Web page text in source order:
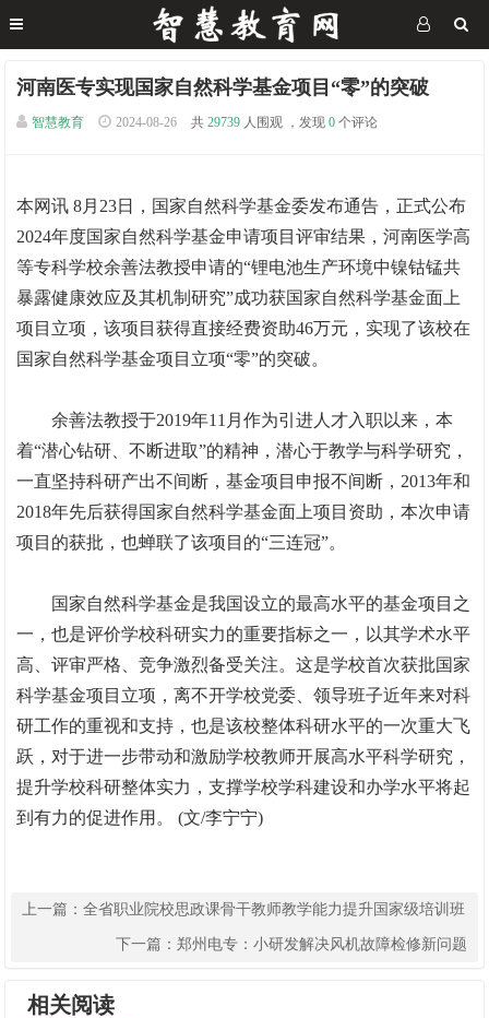
河南医专实现国家自然科学基金项目“零”的突破
智慧教育 2024-08-26 共 29739 人围观 ，发现 0 个评论
本网讯 8月23日，国家自然科学基金委发布通告，正式公布
2024年度国家自然科学基金申请项目评审结果，河南医学高
等专科学校余善法教授申请的“锂电池生产环境中镍钴锰共
暴露健康效应及其机制研究”成功获国家自然科学基金面上
项目立项，该项目获得直接经费资助46万元，实现了该校在
国家自然科学基金项目立项“零”的突破。
余善法教授于2019年11月作为引进人才入职以来，本
着“潜心钻研、不断进取”的精神，潜心于教学与科学研究，
一直坚持科研产出不间断，基金项目申报不间断，2013年和
2018年先后获得国家自然科学基金面上项目资助，本次申请
项目的获批，也蝉联了该项目的“三连冠”。
国家自然科学基金是我国设立的最高水平的基金项目之
一，也是评价学校科研实力的重要指标之一，以其学术水平
高、评审严格、竞争激烈备受关注。这是学校首次获批国家
科学基金项目立项，离不开学校党委、领导班子近年来对科
研工作的重视和支持，也是该校整体科研水平的一次重大飞
跃，对于进一步带动和激励学校教师开展高水平科学研究，
提升学校科研整体实力，支撑学校学科建设和办学水平将起
到有力的促进作用。 (文/李宁宁)
上一篇：全省职业院校思政课骨干教师教学能力提升国家级培训班
下一篇： 郑州电专：小研发解决风机故障检修新问题
相关阅读